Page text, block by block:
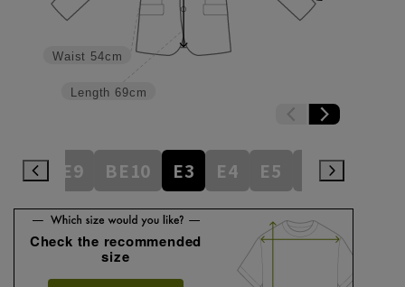
Length 69cm
Waist 54cm
BE9 BE10 E3 E4 E5 E6
Check the recommended
size